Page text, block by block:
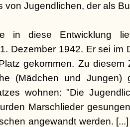
von Jugendlichen, der als
in diese Entwicklung
Dezember 1942. Er sei im
gekommen. Zu diesem
(Mädchen und Jungen)
wohnen: "Die
Marschlieder
angewandt werden.